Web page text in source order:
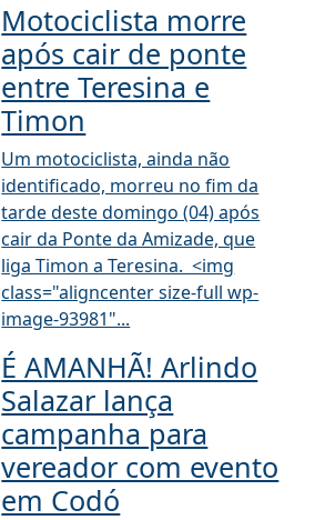
Motociclista morre
após cair de ponte
entre Teresina e
Timon
Um motociclista, ainda não
identificado, morreu no fim da
tarde deste domingo (04) após
cair da Ponte da Amizade, que
liga Timon a Teresina. <img
class="aligncenter size-full wp-
image-93981"...
É AMANHÃ! Arlindo
Salazar lança
campanha para
vereador com evento
em Codó